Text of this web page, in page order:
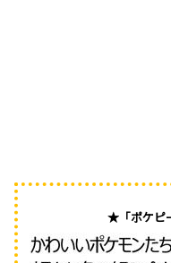
★「ポケピ